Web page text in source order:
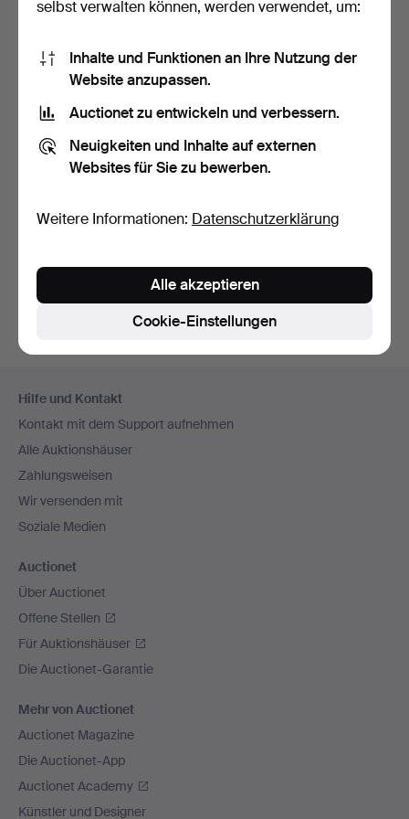
KOMMODE AUS EICHE
145 USD
Navigation
Hilfe und Kontakt
Kontakt mit dem Support aufnehmen
Alle Auktionshäuser
Zahlungsweisen
Wir versenden mit
Soziale Medien
Auctionet
Über Auctionet
Offene Stellen
Für Auktionshäuser
Die Auctionet-Garantie
Mehr von Auctionet
Auctionet Magazine
Die Auctionet-App
Auctionet Academy
Künstler und Designer
selbst verwalten können, werden verwendet, um:
Inhalte und Funktionen an Ihre Nutzung der
Website anzupassen.
Auctionet zu entwickeln und verbessern.
Neuigkeiten und Inhalte auf externen
Websites für Sie zu bewerben.
Weitere Informationen: Datenschutzerklärung
Cookie-Einstellungen
Alle akzeptieren